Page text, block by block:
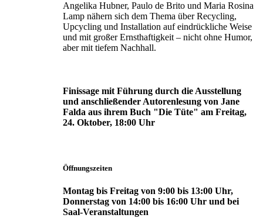
Angelika Hubner, Paulo de Brito und Maria Rosina
Lamp nähern sich dem Thema über Recycling,
Upcycling und Installation auf eindrückliche Weise
und mit großer Ernst­haftigkeit – nicht ohne Humor,
aber mit tiefem Nachhall.
Finissage mit Führung durch die Ausstellung
und anschließender Autorenlesung von Jane
Falda aus ihrem Buch "Die Tüte" am Freitag,
24. Oktober, 18:00 Uhr
Öffnungszeiten
Montag bis Freitag von 9:00 bis 13:00 Uhr,
Donnerstag von 14:00 bis 16:00 Uhr und bei
Saal-Veranstaltungen